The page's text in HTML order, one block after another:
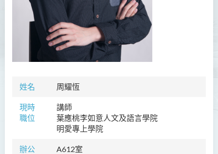
姓名 周耀恆
現時
職位
講師
葉應桃李如意人文及語言學院
明愛專上學院
辦公
A612室
李志權博士
周昭端博士
胡耀東先生
官福然先生
李嘉瑤女士